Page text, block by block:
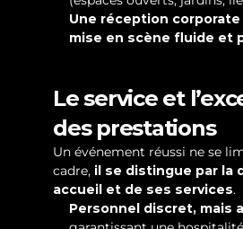
Une réception
mise en scène fluide et
Le service et
des prestations
Un événement réussi ne se
cadre, il se distingue par la
accueil et de ses services.
Personnel discret, mais